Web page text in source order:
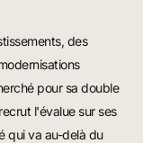
des
pour sa double
l'évalue sur ses
qui va au-delà du